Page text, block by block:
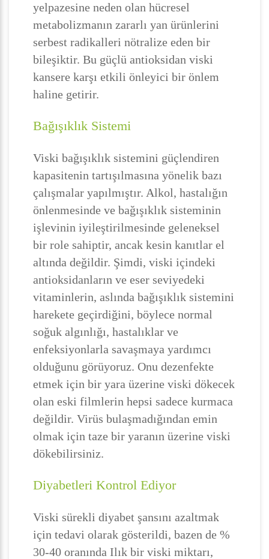
yelpazesine neden olan hücresel
metabolizmanın zararlı yan ürünlerini
serbest radikalleri nötralize eden bir
bileşiktir. Bu güçlü antioksidan viski
kansere karşı etkili önleyici bir önlem
haline getirir.
Bağışıklık Sistemi
Viski bağışıklık sistemini güçlendiren
kapasitenin tartışılmasına yönelik bazı
çalışmalar yapılmıştır. Alkol, hastalığın
önlenmesinde ve bağışıklık sisteminin
işlevinin iyileştirilmesinde geleneksel
bir role sahiptir, ancak kesin kanıtlar el
altında değildir. Şimdi, viski içindeki
antioksidanların ve eser seviyedeki
vitaminlerin, aslında bağışıklık sistemini
harekete geçirdiğini, böylece normal
soğuk algınlığı, hastalıklar ve
enfeksiyonlarla savaşmaya yardımcı
olduğunu görüyoruz. Onu dezenfekte
etmek için bir yara üzerine viski dökecek
olan eski filmlerin hepsi sadece kurmaca
değildir. Virüs bulaşmadığından emin
olmak için taze bir yaranın üzerine viski
dökebilirsiniz.
Diyabetleri Kontrol Ediyor
Viski sürekli diyabet şansını azaltmak
için tedavi olarak gösterildi, bazen de %
30-40 oranında Ilık bir viski miktarı,